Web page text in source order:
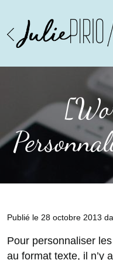
Publié le 28 octobre 2013
Pour personnaliser
au format texte, il n’y